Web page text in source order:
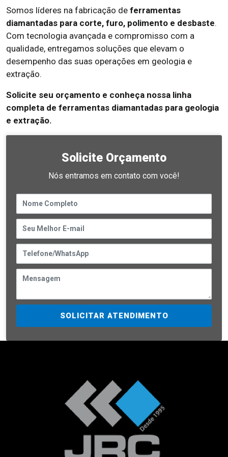
Somos líderes na fabricação de ferramentas
diamantadas para corte, furo, polimento e desbaste.
Com tecnologia avançada e compromisso com a
qualidade, entregamos soluções que elevam o
desempenho das suas operações em geologia e
extração.
Solicite seu orçamento e conheça nossa linha
completa de ferramentas diamantadas para geologia
e extração.
Solicite Orçamento
Nós entramos em contato com você!
SOLICITAR ATENDIMENTO